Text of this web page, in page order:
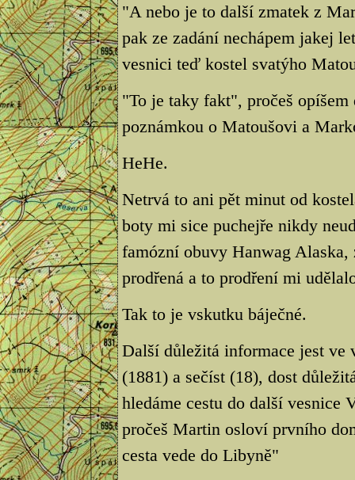
"A nebo je to další zmatek z
pak ze zadání nechápem jakej
vesnici teď kostel svatýho
"To je taky fakt", pročeš
poznámkou o Matoušovi a
HeHe.
Netrvá to ani pět minut od
boty mi sice puchejře nikdy
famózní obuvy Hanwag
prodřená a to prodření mi
Tak to je vskutku báječné.
Další důležitá informace jest ve
(1881) a sečíst (18), dost
hledáme cestu do další vesnice
pročeš Martin osloví prvního
cesta vede do Libyně"